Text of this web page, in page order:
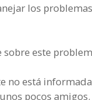
los
este
no está
pocos